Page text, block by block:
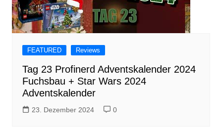
FEATURED Reviews
Tag 23 Profinerd Adventskalender 2024
Fuchsbau + Star Wars 2024
Adventskalender
23. Dezember 2024 0